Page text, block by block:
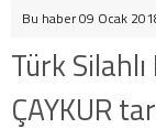
Bu haber 09 Ocak
Türk
ÇAYKUR